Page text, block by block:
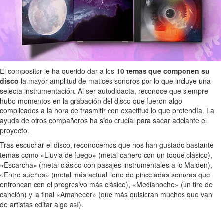
El compositor le ha querido dar a los 10 temas que componen su
disco la mayor amplitud de matices sonoros por lo que incluye una
selecta instrumentación. Al ser autodidacta, reconoce que siempre
hubo momentos en la grabación del disco que fueron algo
complicados a la hora de trasmitir con exactitud lo que pretendía. La
ayuda de otros compañeros ha sido crucial para sacar adelante el
proyecto.
Tras escuchar el disco, reconocemos que nos han gustado bastante
temas como «Lluvia de fuego» (metal cañero con un toque clásico),
«Escarcha» (metal clásico con pasajes instrumentales a lo Maiden),
«Entre sueños» (metal más actual lleno de pinceladas sonoras que
entroncan con el progresivo más clásico), «Medianoche» (un tiro de
canción) y la final «Amanecer» (que más quisieran muchos que van
de artistas editar algo así).